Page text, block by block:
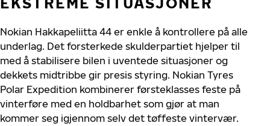
Nokian Hakkapeliitta 44 er enkle å kontrollere på alle
underlag. Det forsterkede skulderpartiet hjelper til
med å stabilisere bilen i uventede situasjoner og
dekkets midtribbe gir presis styring. Nokian Tyres
Polar Expedition kombinerer førsteklasses feste på
vinterføre med en holdbarhet som gjør at man
kommer seg igjennom selv det tøffeste vintervær.